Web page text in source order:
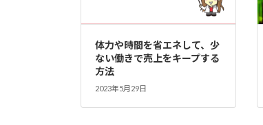
体力や時間を省エネして、少
ない働きで売上をキープする
方法
2023年5月29日